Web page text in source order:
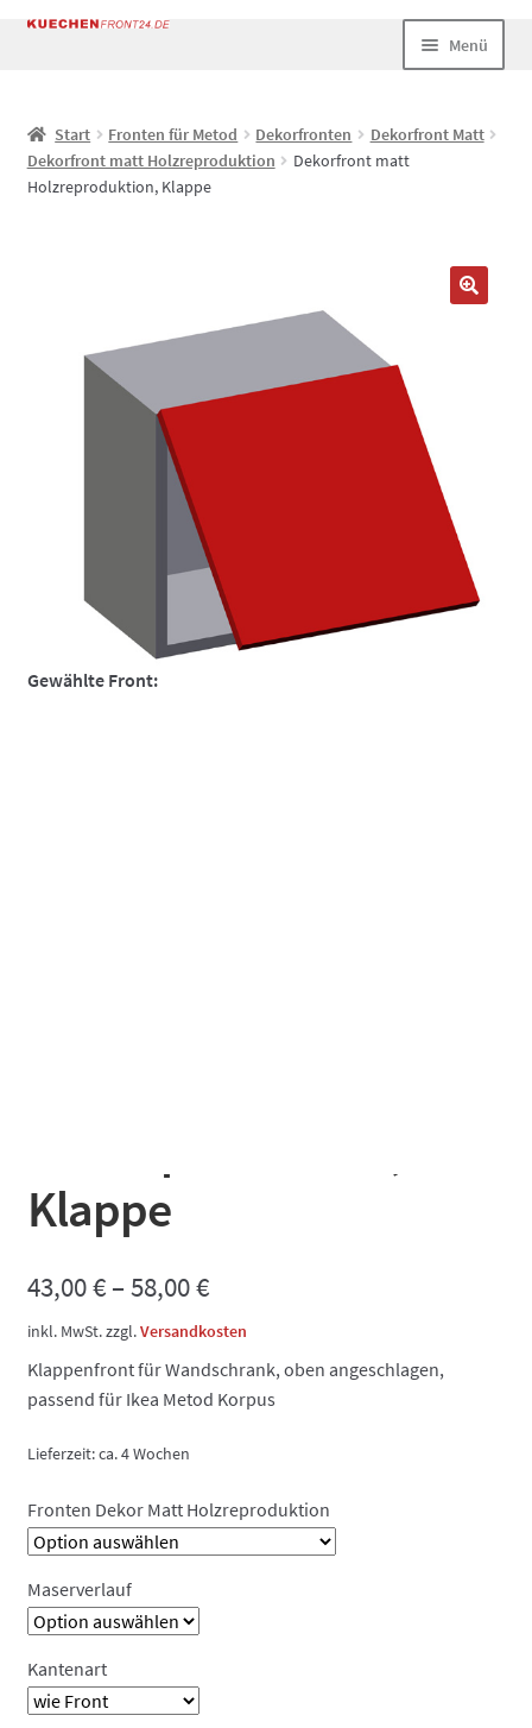
Zur
Zum
Menü
AGB
Impressum
So funktionierts individuell
Über uns
Start Fronten für Metod Dekorfronten
Dekorfront Matt
Dekorfront matt Holzreproduktion
Dekorfront matt
Holzreproduktion, Klappe
Gewählte Front:
Klappe
43,00€– 58,00€
inkl. MwSt.zzgl.Versandkosten
Klappenfront für Wandschrank, oben angeschlagen,
passend für Ikea Metod Korpus
Lieferzeit:ca. 4 Wochen
Fronten Dekor Matt Holzreproduktion
Maserverlauf
Kantenart